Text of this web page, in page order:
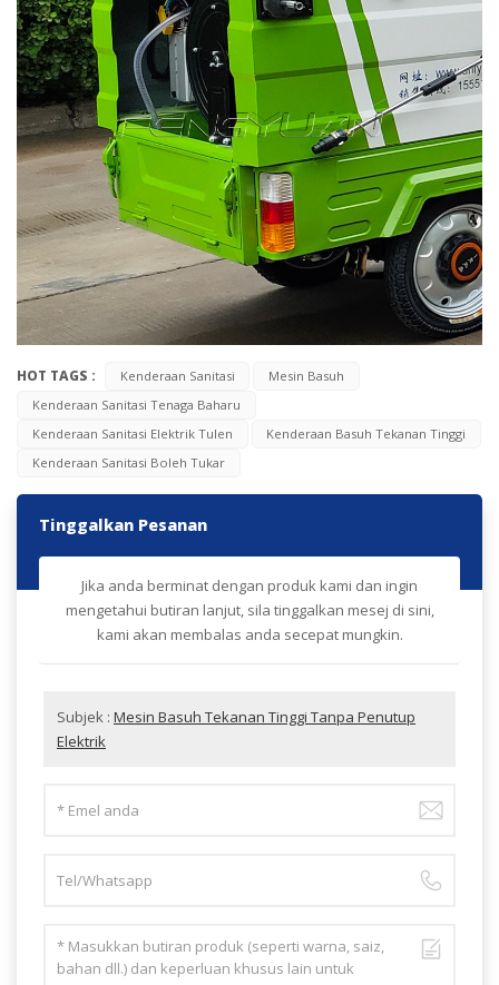
HOT TAGS : Kenderaan Sanitasi
Mesin Basuh
Kenderaan Sanitasi Tenaga Baharu
Kenderaan Sanitasi Elektrik Tulen
Kenderaan Basuh Tekanan Tinggi
Kenderaan Sanitasi Boleh Tukar
Tinggalkan Pesanan
Jika anda berminat dengan produk kami dan ingin
mengetahui butiran lanjut, sila tinggalkan mesej di sini,
kami akan membalas anda secepat mungkin.
Subjek : Mesin Basuh Tekanan Tinggi Tanpa Penutup
Elektrik